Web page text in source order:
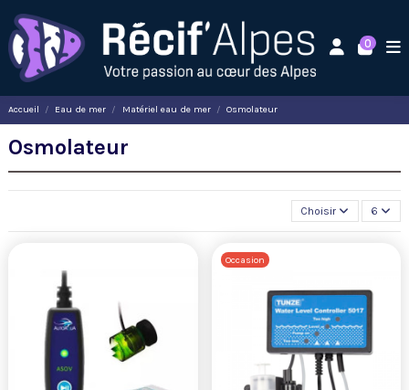
0
Accueil Eau de mer Matériel eau de mer Osmolateur
Osmolateur
Choisir 6
Occasion